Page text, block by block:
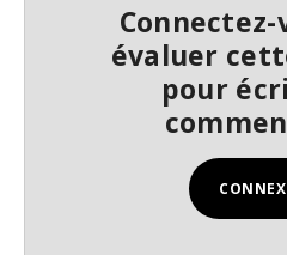
évaluer
pour